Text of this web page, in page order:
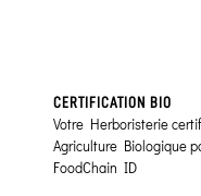
CERTIFICATION BIO
Votre Herboristerie
Agriculture Biologique
FoodChain ID